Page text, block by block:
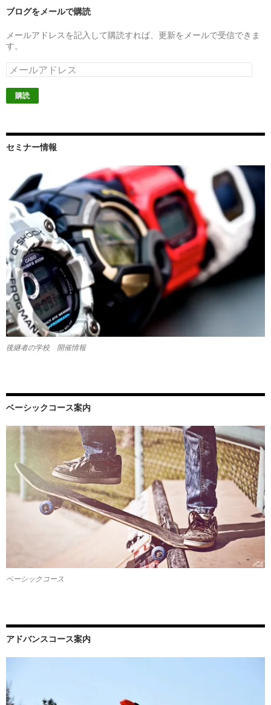
ブログをメールで購読
メールアドレスを記入して購読すれば、更新をメールで受信できま
す。
メ
ー
ル
ア
ス
セミナー情報
後継者の学校 開催情報
ベーシックコース案内
ベーシックコース
アドバンスコース案内